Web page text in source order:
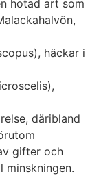
hotad art som
häckar i
däribland
gifter och
minskningen.